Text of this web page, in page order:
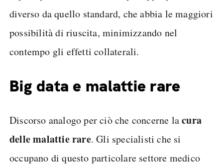
diverso da quello standard, che abbia le maggiori
possibilità di riuscita, minimizzando nel
contempo gli effetti collaterali.
Big data e malattie rare
Discorso analogo per ciò che concerne lacura
delle malattie rare. Gli specialisti che si
occupano di questo particolare settore medico